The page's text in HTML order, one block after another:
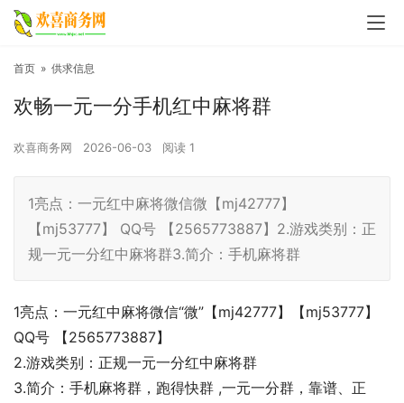
首页 » 供求信息
欢畅一元一分手机红中麻将群
欢喜商务网 2026-06-03 阅读 1
1亮点：一元红中麻将微信微【mj42777】
【mj53777】 QQ号 【2565773887】2.游戏类别：正
规一元一分红中麻将群3.简介：手机麻将群
1亮点：一元红中麻将微信“微”【mj42777】【mj53777】
QQ号 【2565773887】
2.游戏类别：正规一元一分红中麻将群
3.简介：手机麻将群，跑得快群 ,一元一分群，靠谱、正